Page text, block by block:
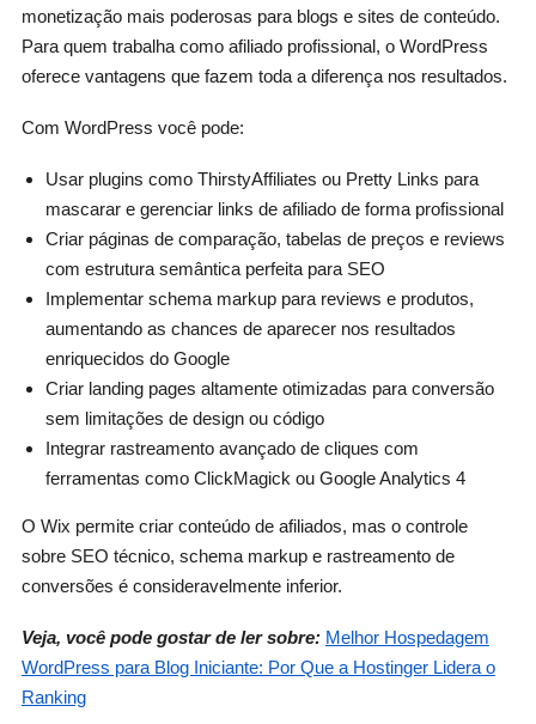
monetização mais poderosas para blogs e sites de conteúdo.
Para quem trabalha como afiliado profissional, o WordPress
oferece vantagens que fazem toda a diferença nos resultados.
Com WordPress você pode:
Usar plugins como ThirstyAffiliates ou Pretty Links para
mascarar e gerenciar links de afiliado de forma profissional
Criar páginas de comparação, tabelas de preços e reviews
com estrutura semântica perfeita para SEO
Implementar schema markup para reviews e produtos,
aumentando as chances de aparecer nos resultados
enriquecidos do Google
Criar landing pages altamente otimizadas para conversão
sem limitações de design ou código
Integrar rastreamento avançado de cliques com
ferramentas como ClickMagick ou Google Analytics 4
O Wix permite criar conteúdo de afiliados, mas o controle
sobre SEO técnico, schema markup e rastreamento de
conversões é consideravelmente inferior.
Veja, você pode gostar de ler sobre: Melhor Hospedagem
WordPress para Blog Iniciante: Por Que a Hostinger Lidera o
Ranking